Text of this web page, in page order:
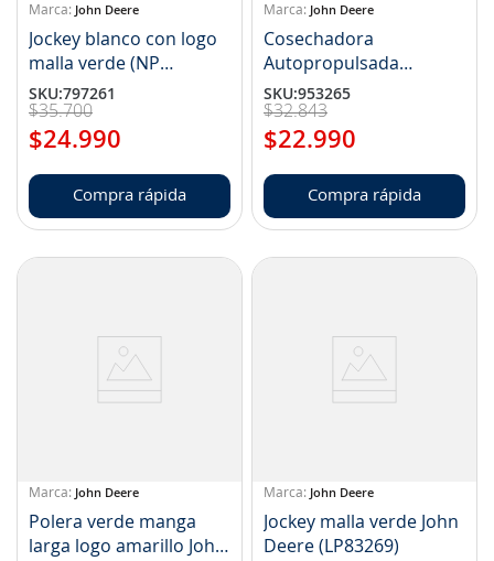
John Deere
Jockey blanco con logo
malla verde (NP
LP36224)
SKU:797261
$35.700
$24.990
Compra rápida
John Deere
Cosechadora
Autopropulsada
miniatura
SKU:953265
$32.843
$22.990
Compra rápida
John Deere
Polera verde manga
larga logo amarillo John
John Deere
Jockey malla verde John
Deere (LP83269)